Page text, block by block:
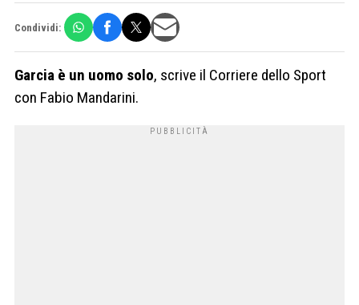
Condividi:
Garcia è un uomo solo, scrive il Corriere dello Sport
con Fabio Mandarini.